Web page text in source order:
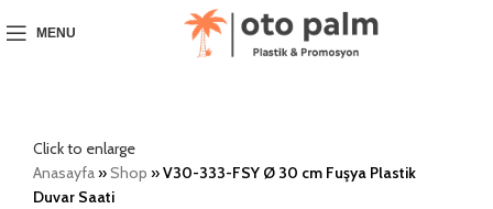
MENU
Click to enlarge
Anasayfa»Shop »V30-333-FSY Ø 30 cm Fuşya Plastik
Duvar Saati